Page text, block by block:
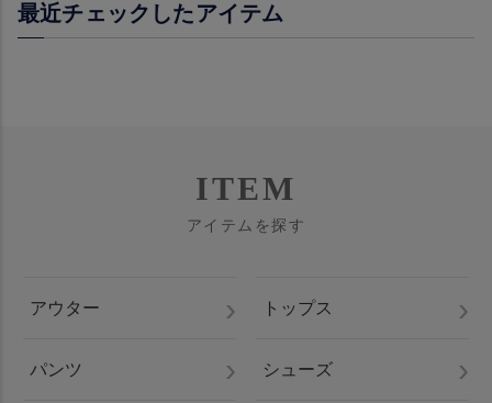
最近チェックしたアイテム
ITEM
アイテムを探す
アウター トップス
パンツ シューズ